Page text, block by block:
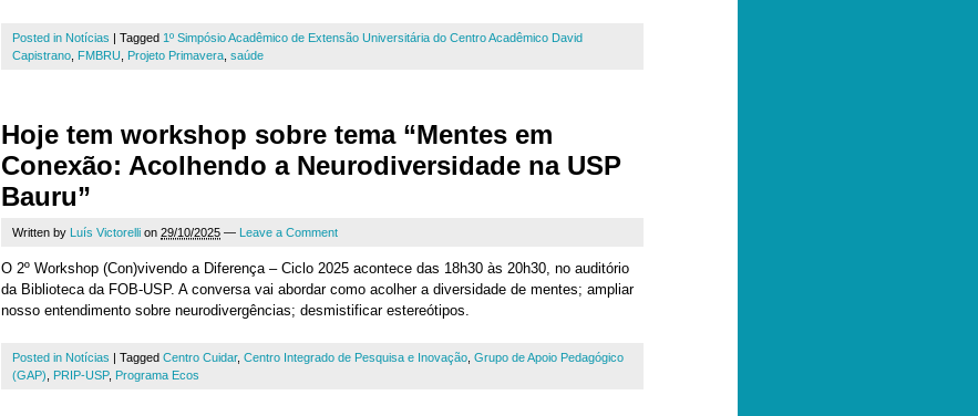
Posted in Notícias | Tagged 1º Simpósio Acadêmico de Extensão Universitária do Centro Acadêmico David
Capistrano FMBRU Projeto Primavera saúde
Hoje tem workshop sobre tema “Mentes em
Conexão: Acolhendo a Neurodiversidade na USP
Bauru”
Written by Luís Victorelli on 29/10/2025 — Leave a Comment
O 2º Workshop (Con)vivendo a Diferença – Ciclo 2025 acontece das 18h30 às 20h30, no auditório
da Biblioteca da FOB-USP. A conversa vai abordar como acolher a diversidade de mentes; ampliar
nosso entendimento sobre neurodivergências; desmistificar estereótipos.
Posted in Notícias | Tagged Centro Cuidar, Centro Integrado de Pesquisa e Inovação Grupo de Apoio Pedagógico
(GAP)
PRIP-USP, Programa Ecos